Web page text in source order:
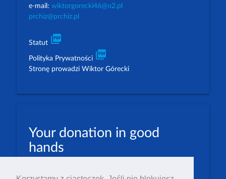
e-mail: wiktorgorecki46@o2.pl
prchiz@prchiz.pl
Statut picture_as_pdf
Polityka Prywatności picture_as_pdf
Stronę prowadzi Wiktor Górecki
Your donation in good
hands